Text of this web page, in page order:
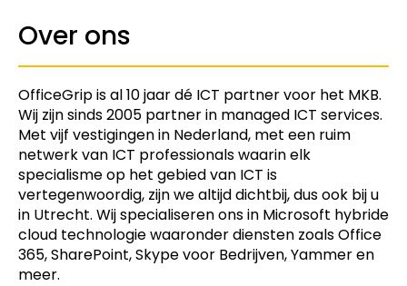
Over ons
OfficeGrip is al 10 jaar dé ICT partner voor het MKB.
Wij zijn sinds 2005 partner in managed ICT services.
Met vijf vestigingen in Nederland, met een ruim
netwerk van ICT professionals waarin elk
specialisme op het gebied van ICT is
vertegenwoordig, zijn we altijd dichtbij, dus ook bij u
in Utrecht. Wij specialiseren ons in Microsoft hybride
cloud technologie waaronder diensten zoals Office
365, SharePoint, Skype voor Bedrijven, Yammer en
meer.